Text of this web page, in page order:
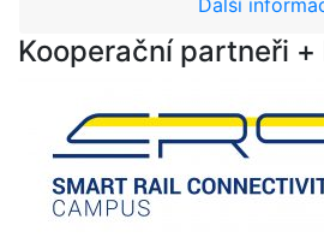
Další
Kooperační partneři